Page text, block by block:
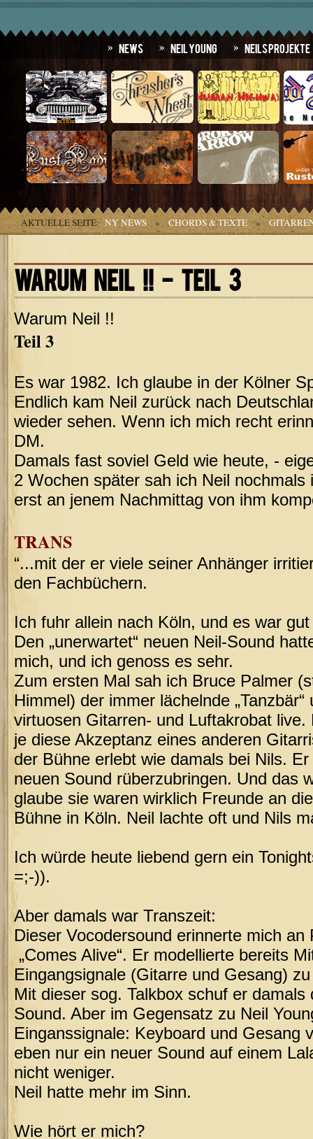
News Neil Young Neils Projekte
AKTUELLE SEITE: NY NEWS » CHORDS & TEXTE »
WARUM NEIL !! - TEIL 3
Warum Neil !!
Teil 3
Es war 1982. Ich glaube in der Kölner
Endlich kam Neil zurück nach
wieder sehen. Wenn ich mich recht
DM.
Damals fast soviel Geld wie heute, -
2 Wochen später sah ich Neil nochmals
erst an jenem Nachmittag von ihm
TRANS
“...mit der er viele seiner Anhänger
den Fachbüchern.
Ich fuhr allein nach Köln, und es war
Den „unerwartet“ neuen Neil-Sound
mich, und ich genoss es sehr.
Zum ersten Mal sah ich Bruce Palmer
Himmel) der immer lächelnde
virtuosen Gitarren- und Luftakrobat live.
je diese Akzeptanz eines anderen
der Bühne erlebt wie damals bei Nils.
neuen Sound rüberzubringen. Und das
glaube sie waren wirklich Freunde an
Bühne in Köln. Neil lachte oft und Nils
Ich würde heute liebend gern ein
=;-)).
Aber damals war Transzeit:
Dieser Vocodersound erinnerte mich an
„Comes Alive“. Er modellierte bereits
Eingangsignale (Gitarre und Gesang)
Mit dieser sog. Talkbox schuf er damals
Sound. Aber im Gegensatz zu Neil
Einganssignale: Keyboard und Gesang
eben nur ein neuer Sound auf einem
nicht weniger.
Neil hatte mehr im Sinn.
Wie hört er mich?